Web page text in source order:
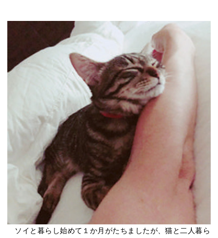
ソイと暮らし始めて１か月がたちましたが、猫と二人暮ら